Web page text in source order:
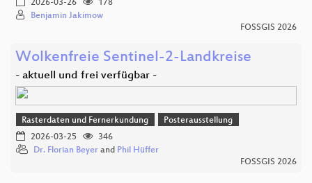
2026-03-26
178
Benjamin Jakimow
FOSSGIS 2026
Wolkenfreie Sentinel-2-Landkreise
- aktuell und frei verfügbar -
Rasterdaten und Fernerkundung
Posterausstellung
2026-03-25
346
Dr. Florian Beyer and Phil Hüffer
FOSSGIS 2026